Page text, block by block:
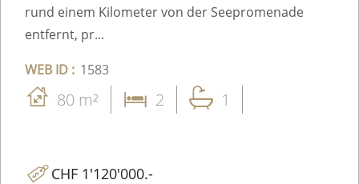
rund einem Kilometer von der Seepromenade
entfernt, pr...
WEB ID : 1583
80 m² 2 1
CHF 1'120'000.-